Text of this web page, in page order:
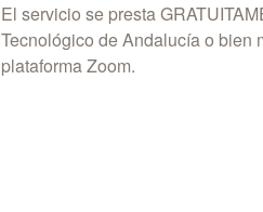
El servicio se presta
Tecnológico de Andalucía o bien
plataforma Zoom.